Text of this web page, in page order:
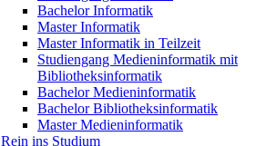
Bachelor Informatik
Master Informatik
Master Informatik in Teilzeit
Studiengang Medieninformatik mit
Bibliotheksinformatik
Bachelor Medieninformatik
Bachelor Bibliotheksinformatik
Master Medieninformatik
Rein ins Studium